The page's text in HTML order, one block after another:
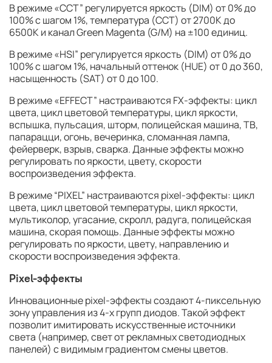
В режиме «CCT” регулируется яркость (DIM) от 0% до
100% с шагом 1%, температура (CCT) от 2700K до
6500К и канал Green Magenta (G/M) на ±100 единиц.
В режиме «HSI” регулируется яркость (DIM) от 0% до
100% с шагом 1%, начальный оттенок (HUE) от 0 до 360,
насыщенность (SAT) от 0 до 100.
В режиме «EFFECT” настраиваются FX-эффекты: цикл
цвета, цикл цветовой температуры, цикл яркости,
вспышка, пульсация, шторм, полицейская машина, ТВ,
папарацци, огонь, вечеринка, сломанная лампа,
фейерверк, взрыв, сварка. Данные эффекты можно
регулировать по яркости, цвету, скорости
воспроизведения эффекта.
В режиме “PIXEL” настраиваются pixel-эффекты: цикл
цвета, цикл цветовой температуры, цикл яркости,
мультиколор, угасание, скролл, радуга, полицейская
машина, скорая помощь. Данные эффекты можно
регулировать по яркости, цвету, направлению и
скорости воспроизведения эффекта.
Pixel-эффекты
Инновационные pixel-эффекты создают 4-пиксельную
зону управления из 4-х групп диодов. Такой эффект
позволит имитировать искусственные источники
света (например, свет от рекламных светодиодных
панелей) с видимым градиентом смены цветов.